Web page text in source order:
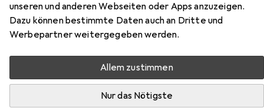
unseren und anderen Webseiten oder Apps anzuzeigen.
Dazu können bestimmte Daten auch an Dritte und
Werbepartner weitergegeben werden.
Allem zustimmen
Nur das Nötigste
Zubehör für Roline 19-Zoll
Serverschrank 47 HE
Hier findest du passendes Zubehör zum Produkt Roline